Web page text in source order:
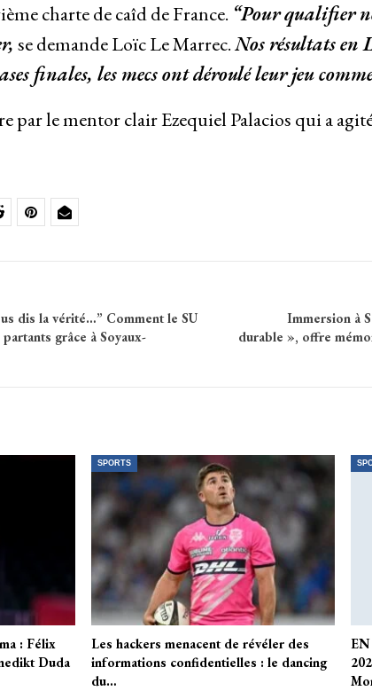
charte de caîd de France. “Pour qualifier
se demande Loïc Le Marrec.Nos résultats en
finales, les mecs ont déroulé leur jeu
par le mentor clair Ezequiel Palacios qui a
dis la vérité…” Comment le SU
grâce à Soyaux-
Immersion à
durable », offre
: Félix
Duda
SPORTS
Les hackers menacent de révéler des
informations confidentielles : le dancing
du…